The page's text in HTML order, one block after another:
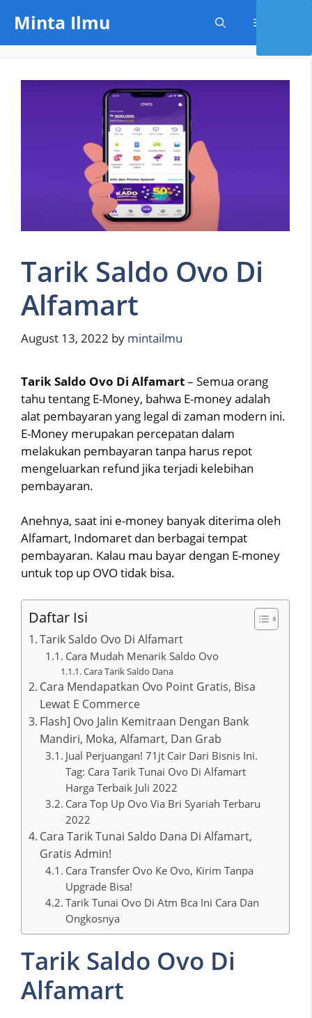
content
Minta Ilmu
Tarik Saldo Ovo Di
Alfamart
August 13, 2022 by mintailmu
Tarik Saldo Ovo Di Alfamart– Semua orang
tahu tentang E-Money, bahwa E-money adalah
alat pembayaran yang legal di zaman modern ini.
E-Money merupakan percepatan dalam
melakukan pembayaran tanpa harus repot
mengeluarkan refund jika terjadi kelebihan
pembayaran.
Anehnya, saat ini e-money banyak diterima oleh
Alfamart, Indomaret dan berbagai tempat
pembayaran. Kalau mau bayar dengan E-money
untuk top up OVO tidak bisa.
Daftar Isi
Tarik Saldo Ovo Di Alfamart
Cara Mudah Menarik Saldo Ovo
Cara Tarik Saldo Dana
Cara Mendapatkan Ovo Point Gratis, Bisa
Lewat E Commerce
Flash] Ovo Jalin Kemitraan Dengan Bank
Mandiri, Moka, Alfamart, Dan Grab
Jual Perjuangan! 71jt Cair Dari Bisnis Ini.
Tag: Cara Tarik Tunai Ovo Di Alfamart
Harga Terbaik Juli 2022
Cara Top Up Ovo Via Bri Syariah Terbaru
2022
Cara Tarik Tunai Saldo Dana Di Alfamart,
Gratis Admin!
Cara Transfer Ovo Ke Ovo, Kirim Tanpa
Upgrade Bisa!
Tarik Tunai Ovo Di Atm Bca Ini Cara Dan
Ongkosnya
Tarik Saldo Ovo Di
Alfamart